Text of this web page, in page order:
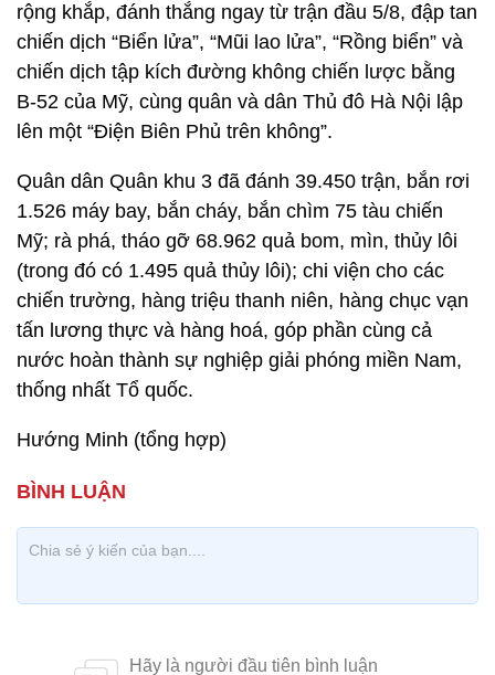
rộng khắp, đánh thắng ngay từ trận đầu 5/8, đập tan
chiến dịch “Biển lửa”, “Mũi lao lửa”, “Rồng biển” và
chiến dịch tập kích đường không chiến lược bằng
B-52 của Mỹ, cùng quân và dân Thủ đô Hà Nội lập
lên một “Điện Biên Phủ trên không”.
Quân dân Quân khu 3 đã đánh 39.450 trận, bắn rơi
1.526 máy bay, bắn cháy, bắn chìm 75 tàu chiến
Mỹ; rà phá, tháo gỡ 68.962 quả bom, mìn, thủy lôi
(trong đó có 1.495 quả thủy lôi); chi viện cho các
chiến trường, hàng triệu thanh niên, hàng chục vạn
tấn lương thực và hàng hoá, góp phần cùng cả
nước hoàn thành sự nghiệp giải phóng miền Nam,
thống nhất Tổ quốc.
Hướng Minh (tổng hợp)